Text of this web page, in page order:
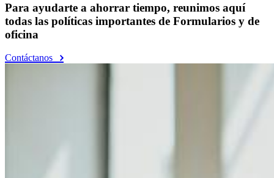
Para ayudarte a ahorrar tiempo, reunimos aquí
todas las políticas importantes de Formularios y de
oficina
Contáctanos